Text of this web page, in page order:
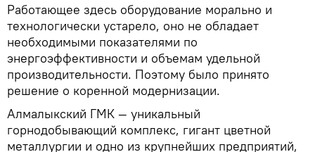
Работающее здесь оборудование морально и
технологически устарело, оно не обладает
необходимыми показателями по
энергоэффективности и объемам удельной
производительности. Поэтому было принято
решение о коренной модернизации.
Алмалыкский ГМК — уникальный
горнодобывающий комплекс, гигант цветной
металлургии и одно из крупнейших предприятий,